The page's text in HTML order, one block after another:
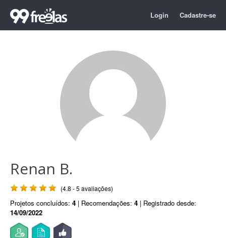
Login Cadastre-se
Renan B.
(4.8 - 5 avaliações)
Projetos concluídos: 4 | Recomendações: 4 | Registrado desde:
14/09/2022